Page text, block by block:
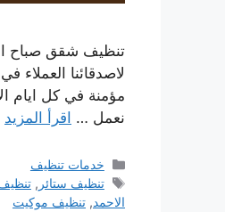
تنظيف شقق صباح
لاصدقائنا
مؤمنة في كل ايام
نعمل … اقرأ المزيد
التصنيفات
خدمات تنظيف
الوسوم
تنظيف ستائر ,
الاحمد, تنظيف موكيت